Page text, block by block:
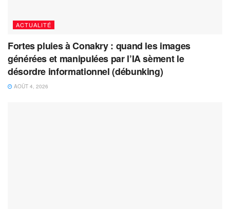
ACTUALITÉ
Fortes pluies à Conakry : quand les images
générées et manipulées par l’IA sèment le
désordre informationnel (débunking)
AOÛT 4, 2026